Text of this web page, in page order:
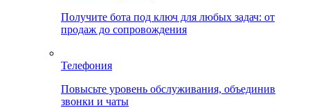
Получите бота под ключ для любых задач: от
продаж до сопровождения
Телефония
Повысьте уровень обслуживания, объединив
звонки и чаты